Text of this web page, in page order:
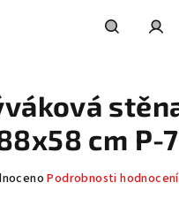
cm P-
Podrobnosti hodnocení